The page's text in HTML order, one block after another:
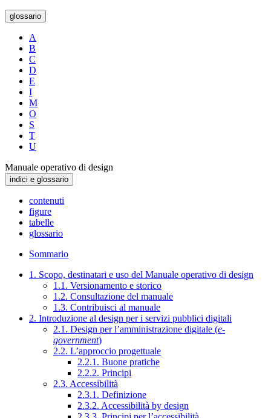
glossario
A
B
C
D
E
I
M
O
S
T
U
Manuale operativo di design
indici e glossario
contenuti
figure
tabelle
glossario
Sommario
1. Scopo, destinatari e uso del Manuale operativo di design
1.1. Versionamento e storico
1.2. Consultazione del manuale
1.3. Contribuisci al manuale
2. Introduzione al design per i servizi pubblici digitali
2.1. Design per l’amministrazione digitale (e-
government)
2.2. L’approccio progettuale
2.2.1. Buone pratiche
2.2.2. Principi
2.3. Accessibilità
2.3.1. Definizione
2.3.2. Accessibilità by design